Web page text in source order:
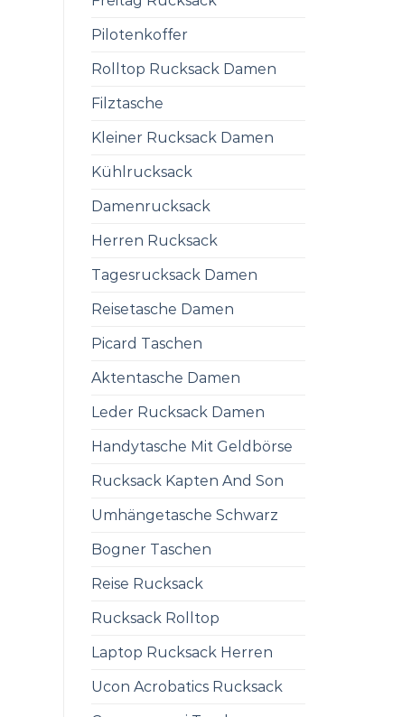
Pilotenkoffer
Rolltop Rucksack Damen
Filztasche
Kleiner Rucksack Damen
Kühlrucksack
Damenrucksack
Herren Rucksack
Tagesrucksack Damen
Reisetasche Damen
Picard Taschen
Aktentasche Damen
Leder Rucksack Damen
Handytasche Mit Geldbörse
Rucksack Kapten And Son
Umhängetasche Schwarz
Bogner Taschen
Reise Rucksack
Rucksack Rolltop
Laptop Rucksack Herren
Ucon Acrobatics Rucksack